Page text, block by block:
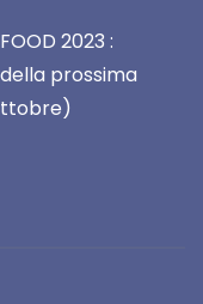
2023 :
prossima